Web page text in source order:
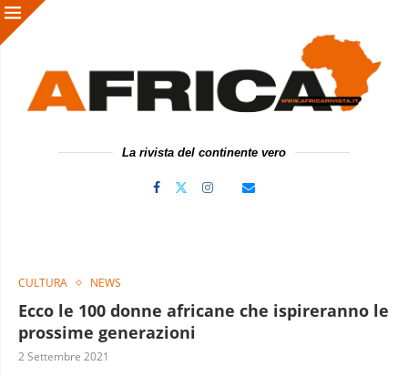
La rivista del continente vero
CULTURA NEWS
Ecco le 100 donne africane che ispireranno le
prossime generazioni
2 Settembre 2021